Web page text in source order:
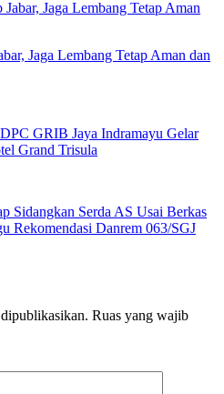
Jaga Lembang Tetap Aman dan
GRIB Jaya Indramayu Gelar
Grand Trisula
Sidangkan Serda AS Usai Berkas
Rekomendasi Danrem 063/SGJ
Ruas yang wajib